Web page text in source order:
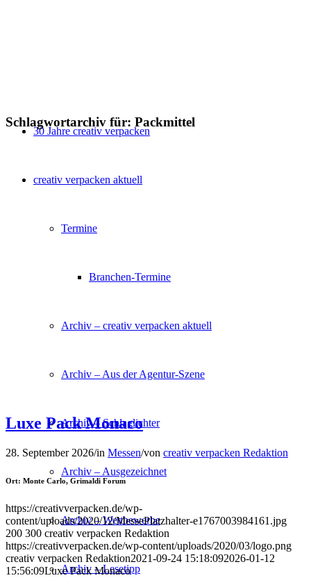
30 Jahre creativ verpacken
creativ verpacken aktuell
Termine
Branchen-Termine
Archiv – creativ verpacken aktuell
Archiv – Aus der Agentur-Szene
Archiv – Schlaglichter
Archiv – Ausgezeichnet
Archiv – Wettbewerbe
Archiv – Lesetipp
Schlagwortarchiv für: Packmittel
Luxe Pack Monaco
28. September 2026/in Messen/von creativ verpacken Redaktion
Ort: Monte Carlo, Grimaldi Forum
https://creativverpacken.de/wp-
content/uploads/2020/12/MessePlatzhalter-e1767003984161.jpg
200 300 creativ verpacken Redaktion
https://creativverpacken.de/wp-content/uploads/2020/03/logo.png
creativ verpacken Redaktion2021-09-24 15:18:092026-01-12
15:56:09Luxe Pack Monaco